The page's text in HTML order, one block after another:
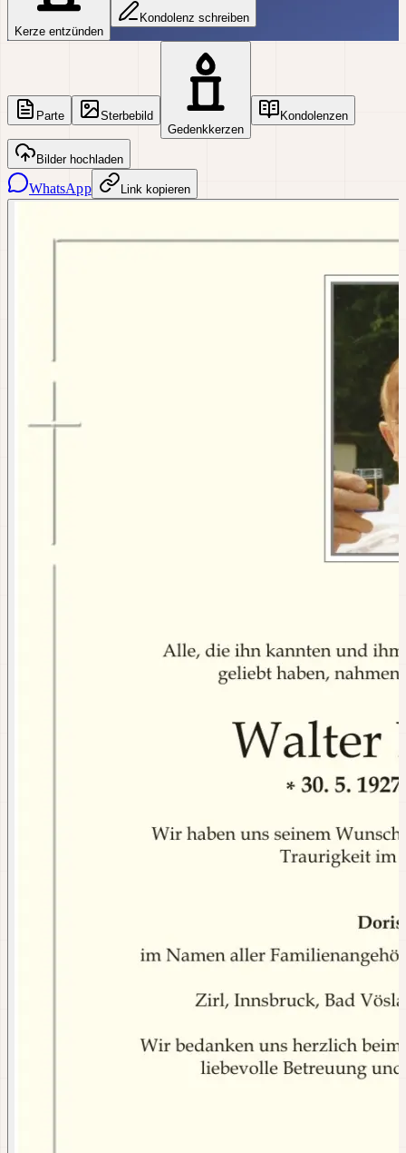
Kerze entzünden
Kondolenz schreiben
Parte
Sterbebild
Gedenkkerzen
Kondolenzen
Bilder hochladen
WhatsApp Link kopieren